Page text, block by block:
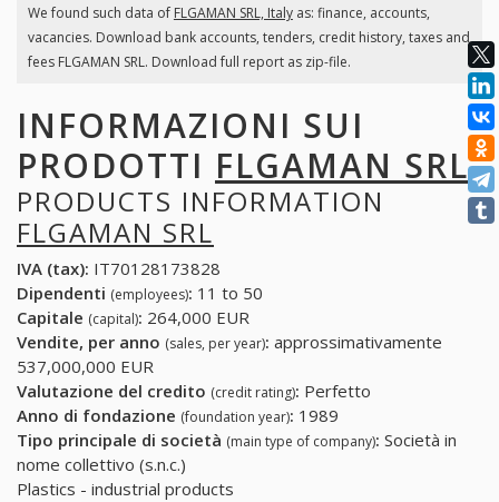
We found such data of FLGAMAN SRL, Italyas: finance, accounts,
vacancies. Download bank accounts, tenders, credit history, taxes and
fees FLGAMAN SRL. Download full report as zip-file.
INFORMAZIONI SUI
PRODOTTI FLGAMAN SRL
PRODUCTS INFORMATION
FLGAMAN SRL
IVA (tax): IT70128173828
Dipendenti (employees): 11 to 50
Capitale (capital): 264,000 EUR
Vendite, per anno (sales, per year): approssimativamente
537,000,000 EUR
Valutazione del credito (credit rating): Perfetto
Anno di fondazione (foundation year): 1989
Tipo principale di società (main type of company): Società in
nome collettivo (s.n.c.)
Plastics - industrial products